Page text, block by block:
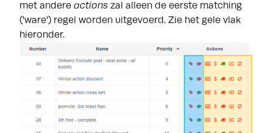
met andere actions zal alleen de eerste matching
('ware') regel worden uitgevoerd. Zie het gele vlak
hieronder.